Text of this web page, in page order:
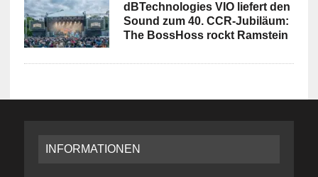
dBTechnologies VIO liefert den
Sound zum 40. CCR-Jubiläum:
The BossHoss rockt Ramstein
INFORMATIONEN